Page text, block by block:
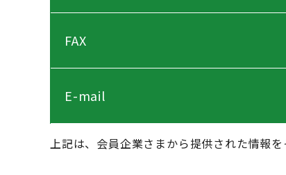
FAX
E-mail
上記は、会員企業さまから提供された情報